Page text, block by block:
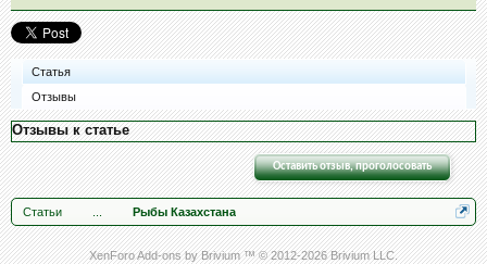
Статья
Отзывы
Отзывы к статье
Оставить отзыв, проголосовать
Статьи Рыбы Казахстана
XenForo Add-ons by Brivium ™ © 2012-2026 Brivium LLC.